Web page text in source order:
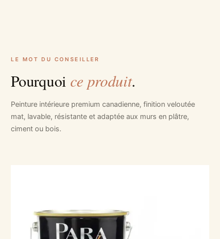
LE MOT DU CONSEILLER
Pourquoi ce produit.
Peinture intérieure premium canadienne, finition veloutée
mat, lavable, résistante et adaptée aux murs en plâtre,
ciment ou bois.